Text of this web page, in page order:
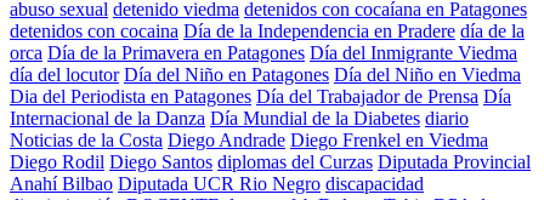
abuso sexual detenido viedma detenidos con cocaíana en Patagones
detenidos con cocaina Día de la Independencia en Pradere día de la
orca Día de la Primavera en Patagones Día del Inmigrante Viedma
día del locutor Día del Niño en Patagones Día del Niño en Viedma
Dia del Periodista en Patagones Día del Trabajador de Prensa Día
Internacional de la Danza Día Mundial de la Diabetes diario
Noticias de la Costa Diego Andrade Diego Frenkel en Viedma
Diego Rodil Diego Santos diplomas del Curzas Diputada Provincial
Anahí Bilbao Diputada UCR Rio Negro discapacidad